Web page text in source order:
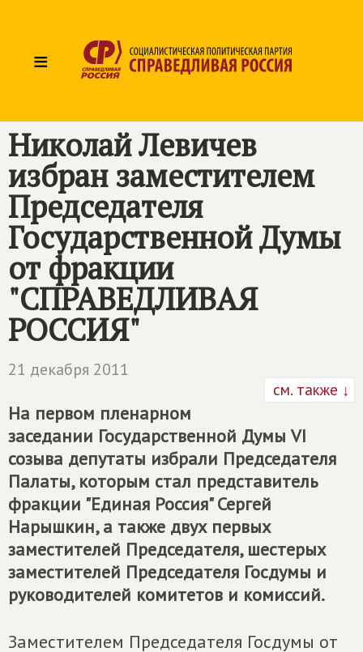
≡
Николай Левичев
избран заместителем
Председателя
Государственной Думы
от фракции
"СПРАВЕДЛИВАЯ
РОССИЯ"
21 декабря 2011
см. также ↓
На первом пленарном
заседании Государственной Думы VI
созыва депутаты избрали Председателя
Палаты, которым стал представитель
фракции "Единая Россия" Сергей
Нарышкин, а также двух первых
заместителей Председателя, шестерых
заместителей Председателя Госдумы и
руководителей комитетов и комиссий.
Заместителем Председателя Госдумы от